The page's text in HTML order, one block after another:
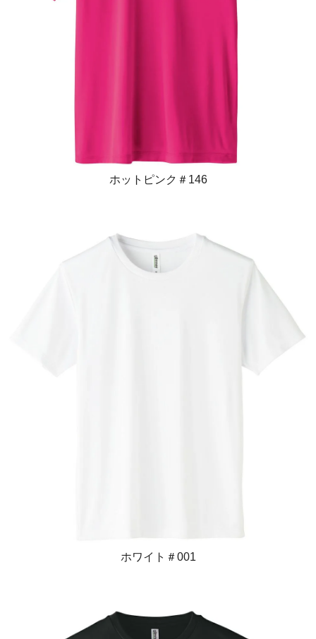
ホットピンク＃146
ホワイト＃001